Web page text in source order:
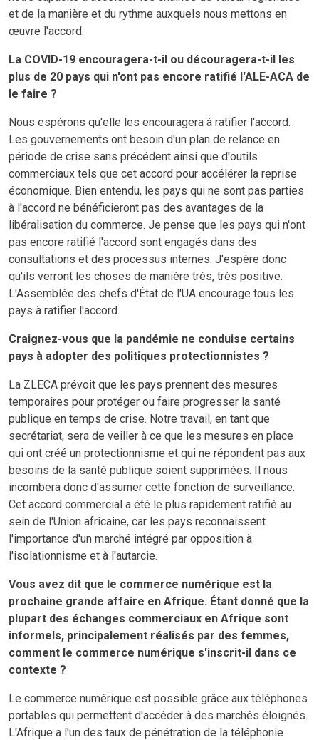
et de la manière et du rythme auxquels nous mettons en
œuvre l'accord.
La COVID-19 encouragera-t-il ou découragera-t-il les
plus de 20 pays qui n'ont pas encore ratifié l'ALE-ACA de
le faire ?
Nous espérons qu'elle les encouragera à ratifier l'accord.
Les gouvernements ont besoin d'un plan de relance en
période de crise sans précédent ainsi que d'outils
commerciaux tels que cet accord pour accélérer la reprise
économique. Bien entendu, les pays qui ne sont pas parties
à l'accord ne bénéficieront pas des avantages de la
libéralisation du commerce. Je pense que les pays qui n'ont
pas encore ratifié l'accord sont engagés dans des
consultations et des processus internes. J'espère donc
qu'ils verront les choses de manière très, très positive.
L'Assemblée des chefs d'État de l'UA encourage tous les
pays à ratifier l'accord.
Craignez-vous que la pandémie ne conduise certains
pays à adopter des politiques protectionnistes ?
La ZLECA prévoit que les pays prennent des mesures
temporaires pour protéger ou faire progresser la santé
publique en temps de crise. Notre travail, en tant que
secrétariat, sera de veiller à ce que les mesures en place
qui ont créé un protectionnisme et qui ne répondent pas aux
besoins de la santé publique soient supprimées. Il nous
incombera donc d'assumer cette fonction de surveillance.
Cet accord commercial a été le plus rapidement ratifié au
sein de l'Union africaine, car les pays reconnaissent
l'importance d'un marché intégré par opposition à
l'isolationnisme et à l'autarcie.
Vous avez dit que le commerce numérique est la
prochaine grande affaire en Afrique. Étant donné que la
plupart des échanges commerciaux en Afrique sont
informels, principalement réalisés par des femmes,
comment le commerce numérique s'inscrit-il dans ce
contexte ?
Le commerce numérique est possible grâce aux téléphones
portables qui permettent d'accéder à des marchés éloignés.
L'Afrique a l'un des taux de pénétration de la téléphonie